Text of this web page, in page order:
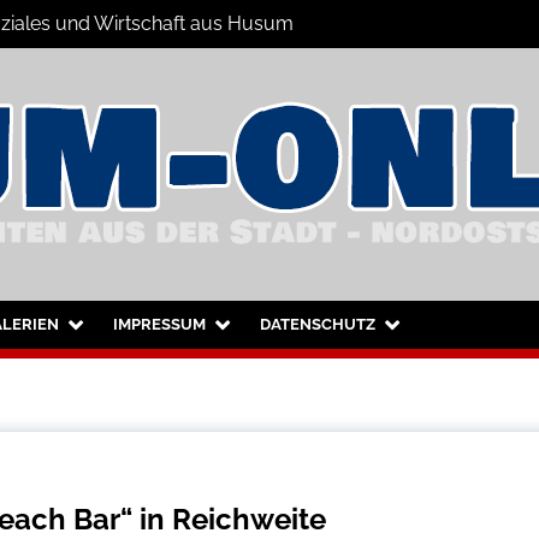
und Wirtschaft aus Husum
Umgebung
IMPRESSUM DATENSCHUTZ
Bar“ in Reichweite